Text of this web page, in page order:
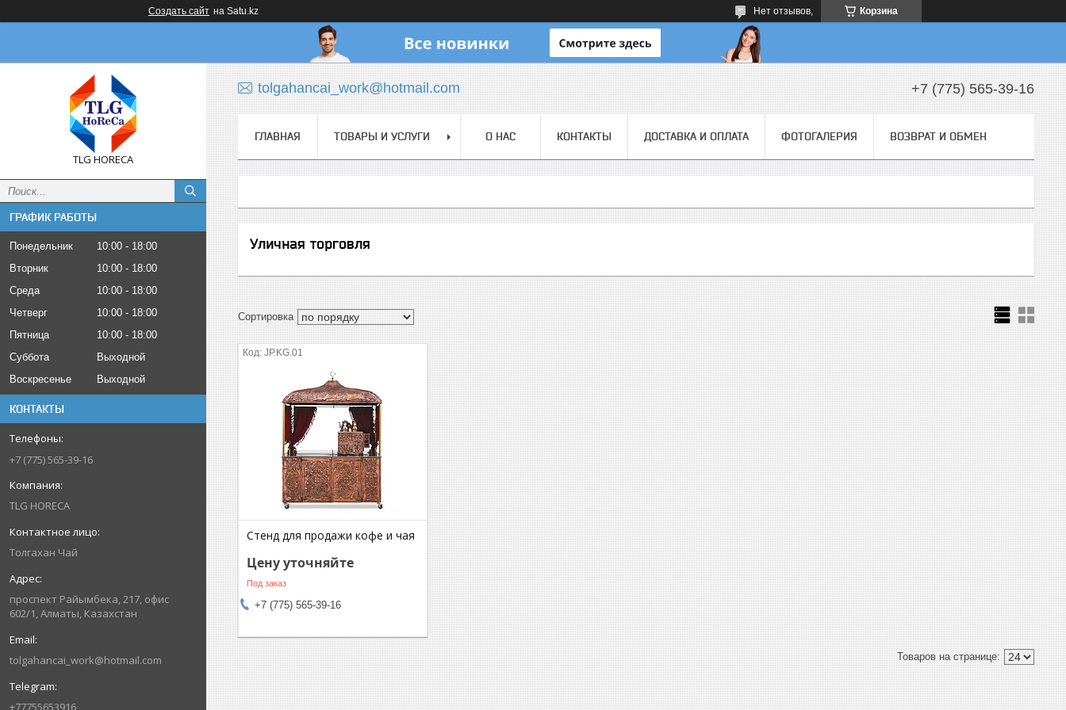
Создать сайт на Satu.kz Корзина
Нет отзывов,
TLG HORECA
ГРАФИК РАБОТЫ
Понедельник 10:00
18:00
Вторник
10:00
18:00
Среда
10:00
18:00
Четверг
10:00
18:00
Пятница
10:00
18:00
Суббота
Выходной
Воскресенье
Выходной
КОНТАКТЫ
+7 (775) 565-39-16
TLG HORECA
Толгахан Чай
проспект Райымбека, 217, офис
602/1, Алматы, Казахстан
tolgahancai_work@hotmail.com
+77755653916
tolgahancai_work@hotmail.com +7 (775) 565-39-16
ГЛАВНАЯ ТОВАРЫ И УСЛУГИ О НАС КОНТАКТЫ ДОСТАВКА И ОПЛАТА ФОТОГАЛЕРИЯ ВОЗВРАТ И ОБМЕН
Уличная торговля
JP.KG.01
Стенд для продажи кофе и чая
Цену уточняйте
Под заказ
+7 (775) 565-39-16